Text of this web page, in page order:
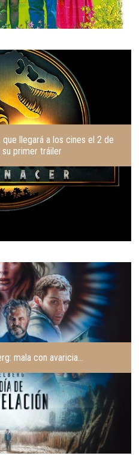
que llegará a los cines el 2 de
su primer tráiler
mala con avaricia…